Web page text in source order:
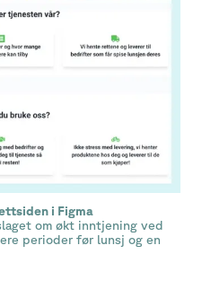
i Figma
om økt inntjening ved
perioder før lunsj og en